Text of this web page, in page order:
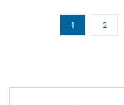
1 2